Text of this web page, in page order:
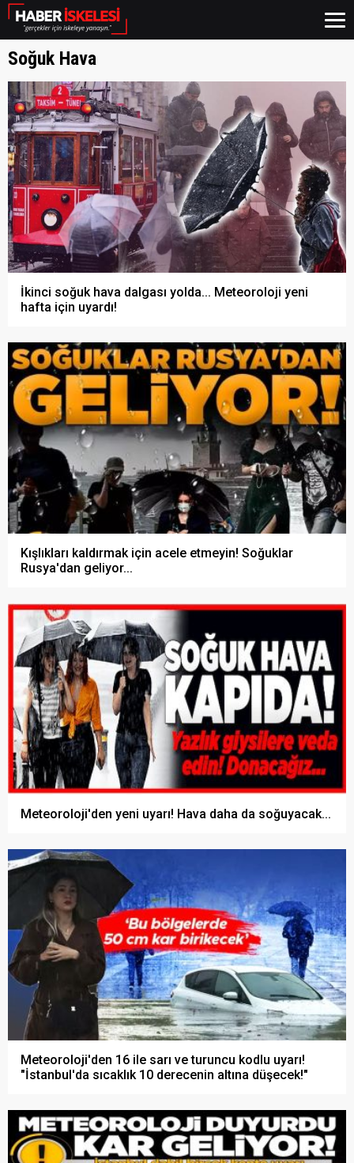
Soğuk Hava
İkinci soğuk hava dalgası yolda... Meteoroloji yeni
hafta için uyardı!
Kışlıkları kaldırmak için acele etmeyin! Soğuklar
Rusya'dan geliyor...
Meteoroloji'den yeni uyarı! Hava daha da soğuyacak...
Meteoroloji'den 16 ile sarı ve turuncu kodlu uyarı!
"İstanbul'da sıcaklık 10 derecenin altına düşecek!"